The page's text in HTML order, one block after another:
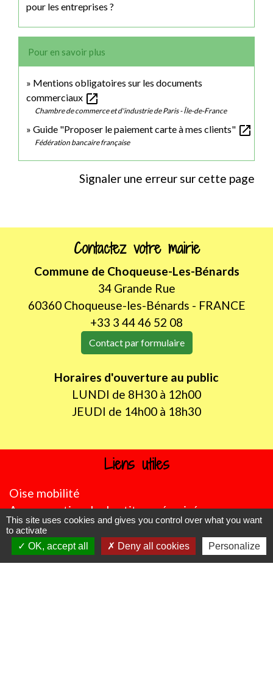
pour les entreprises ?
Pour en savoir plus
Mentions obligatoires sur les documents
commerciaux open_in_new
Chambre de commerce et d'industrie de Paris - Île-de-France
Guide "Proposer le paiement carte à mes clients" open_in_new
Fédération bancaire française
Signaler une erreur sur cette page
Contactez votre mairie
Commune de Choqueuse-Les-Bénards
34 Grande Rue
60360 Choqueuse-les-Bénards - FRANCE
+33 3 44 46 52 08
Contact par formulaire
Horaires d'ouverture au public
LUNDI de 8H30 à 12h00
JEUDI de 14h00 à 18h30
Liens utiles
Oise mobilité
Agence nationale des titres sécurisés
Procuration de vote
Service Public
This site uses cookies and gives you control over what you want
to activate
OK, accept all
Deny all cookies Personalize